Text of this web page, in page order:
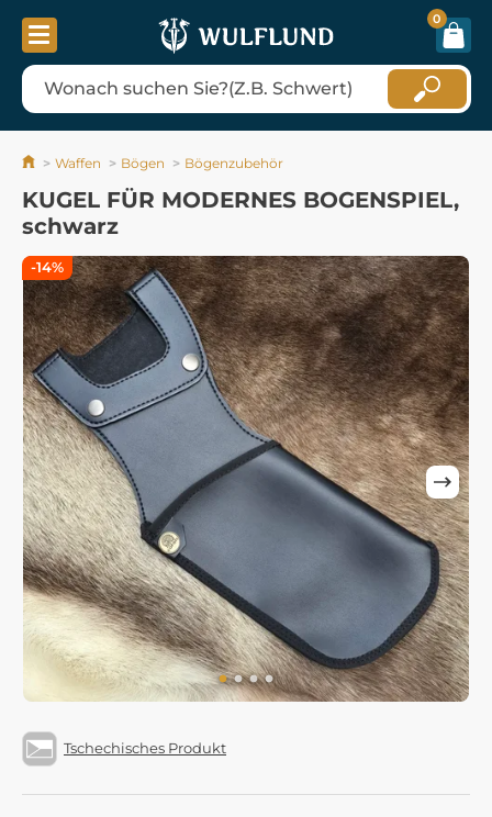
0
Waffen Bögen Bögenzubehör
KUGEL FÜR MODERNES BOGENSPIEL,
schwarz
Tschechisches Produkt
-14%